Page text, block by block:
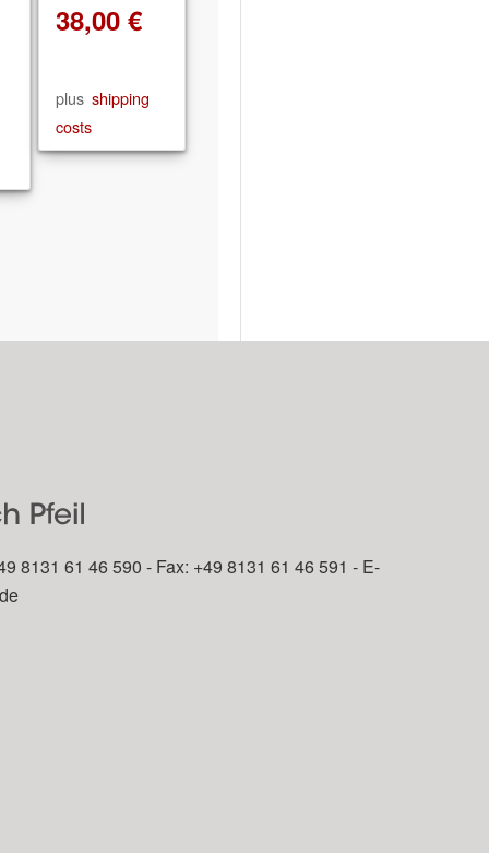
38,00 €
plus shipping
costs
8131 61 46 590 - Fax: +49 8131 61 46 591 - E-